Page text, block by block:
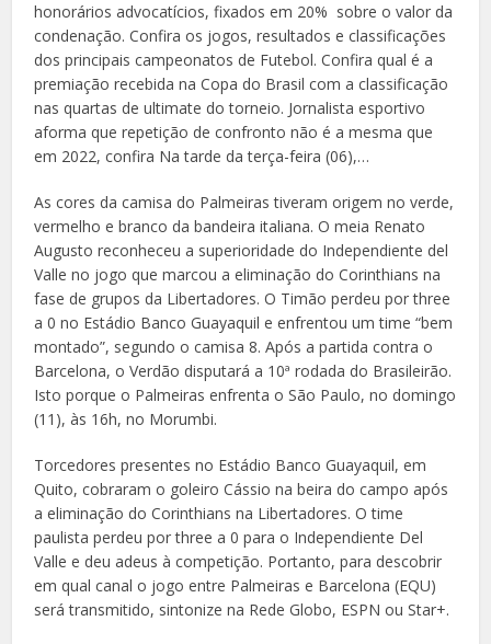
honorários advocatícios, fixados em 20% sobre o valor da
condenação. Confira os jogos, resultados e classificações
dos principais campeonatos de Futebol. Confira qual é a
premiação recebida na Copa do Brasil com a classificação
nas quartas de ultimate do torneio. Jornalista esportivo
aforma que repetição de confronto não é a mesma que
em 2022, confira Na tarde da terça-feira (06),…
As cores da camisa do Palmeiras tiveram origem no verde,
vermelho e branco da bandeira italiana. O meia Renato
Augusto reconheceu a superioridade do Independiente del
Valle no jogo que marcou a eliminação do Corinthians na
fase de grupos da Libertadores. O Timão perdeu por three
a 0 no Estádio Banco Guayaquil e enfrentou um time “bem
montado”, segundo o camisa 8. Após a partida contra o
Barcelona, o Verdão disputará a 10ª rodada do Brasileirão.
Isto porque o Palmeiras enfrenta o São Paulo, no domingo
(11), às 16h, no Morumbi.
Torcedores presentes no Estádio Banco Guayaquil, em
Quito, cobraram o goleiro Cássio na beira do campo após
a eliminação do Corinthians na Libertadores. O time
paulista perdeu por three a 0 para o Independiente Del
Valle e deu adeus à competição. Portanto, para descobrir
em qual canal o jogo entre Palmeiras e Barcelona (EQU)
será transmitido, sintonize na Rede Globo, ESPN ou Star+.